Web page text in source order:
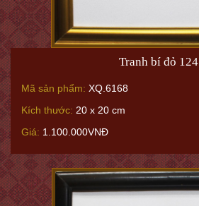
Tranh bí đỏ 124
Mã sản phẩm: XQ.6168
Kích thước: 20 x 20 cm
Giá: 1.100.000VNĐ